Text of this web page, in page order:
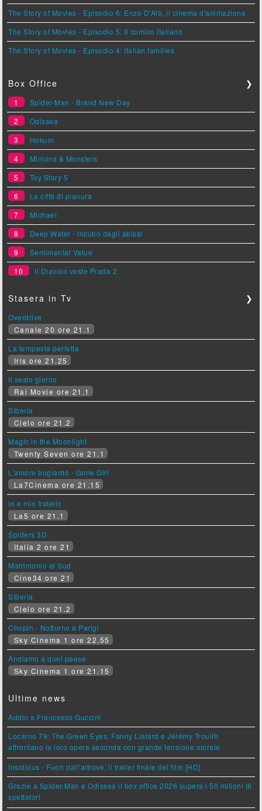
The Story of Movies - Episodio 6: Enzo D'Alò, il cinema d'animazione
The Story of Movies - Episodio 5: Il comico italiano
The Story of Movies - Episodio 4: Italian families
Box Office ❯
1
Spider-Man - Brand New Day
2
Odissea
3
Hokum
4
Minions & Monsters
5
Toy Story 5
6
Le città di pianura
7
Michael
8
Deep Water - Incubo dagli abissi
9
Sentimental Value
10
Il Diavolo veste Prada 2
Stasera in Tv ❯
Overdrive
Canale 20 ore 21.1
La tempesta perfetta
Iris ore 21.25
Il sesto giorno
Rai Movie ore 21.1
Siberia
Cielo ore 21.2
Magic in the Moonlight
Twenty Seven ore 21.1
L'amore bugiardo - Gone Girl
La7Cinema ore 21.15
Io e mio fratello
La5 ore 21.1
Spiders 3D
Italia 2 ore 21
Matrimonio al Sud
Cine34 ore 21
Siberia
Cielo ore 21.2
Chopin - Notturno a Parigi
Sky Cinema 1 ore 22.55
Andiamo a quel paese
Sky Cinema 1 ore 21.15
Ultime news
Addio a Francesco Guccini
Locarno 79: The Green Eyes, Fanny Liatard e Jérémy Trouilh
affrontano la loro opera seconda con grande tensione morale
Insidious - Fuori dall'altrove, il trailer finale del film [HD]
Grazie a Spider-Man e Odissea il box office 2026 supera i 50 milioni di
spettatori